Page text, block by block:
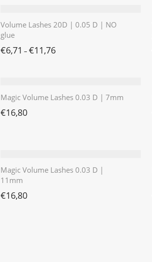
Volume Lashes 20D | 0.05 D | NO
glue
€6,71 – €11,76
Magic Volume Lashes 0.03 D | 7mm
€16,80
Magic Volume Lashes 0.03 D |
11mm
€16,80